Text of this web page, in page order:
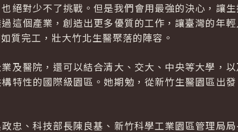
絕對少不了挑戰。但是我們會用最強的決心，讓
這個產業，創造出更多優質的工作，讓臺灣的年
質完工，壯大竹北生醫聚落的陣容。
及醫院，還可以結合清大、交大、中央等大學，
特性的國際級園區。她期勉，從新竹生醫園區出
忠、科技部長陳良基、新竹科學工業園區管理局